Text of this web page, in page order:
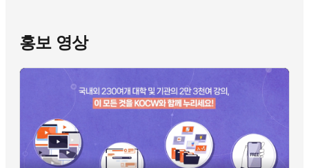
홍보 영상